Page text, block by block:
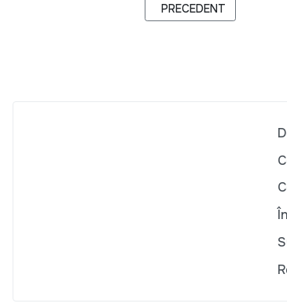
ARTICOL PRECEDENT:
PRECEDENT